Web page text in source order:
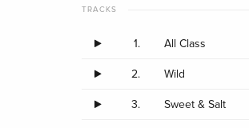
TRACKS
1. All Class
2. Wild
3. Sweet & Salt